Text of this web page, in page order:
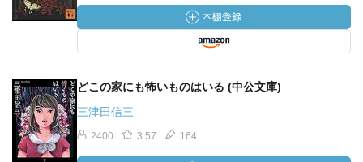
どこの家にも怖いものはいる (中公文庫)
三津田信三
2400 3.57 164